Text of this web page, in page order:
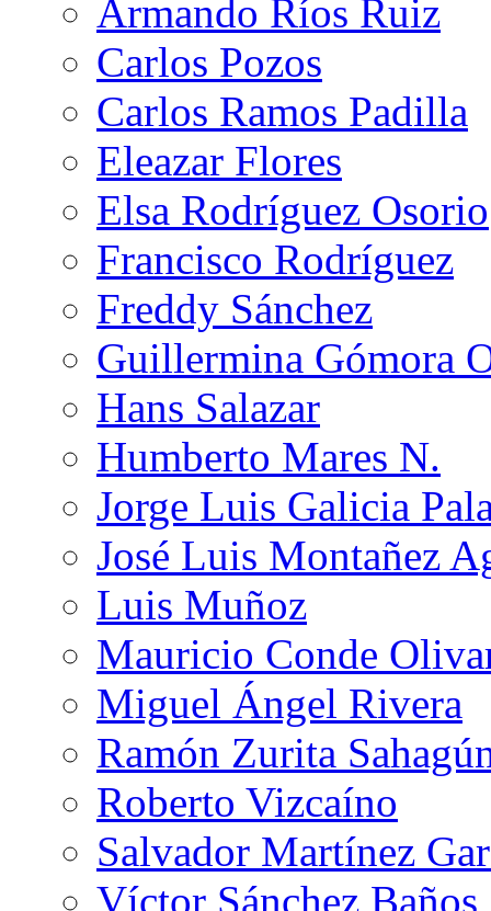
Armando Ríos Ruiz
Carlos Pozos
Carlos Ramos Padilla
Eleazar Flores
Elsa Rodríguez Osorio
Francisco Rodríguez
Freddy Sánchez
Guillermina Gómora
Hans Salazar
Humberto Mares N.
Jorge Luis Galicia
José Luis Montañez
Luis Muñoz
Mauricio Conde
Miguel Ángel Rivera
Ramón Zurita
Roberto Vizcaíno
Salvador Martínez
Víctor Sánchez Baños